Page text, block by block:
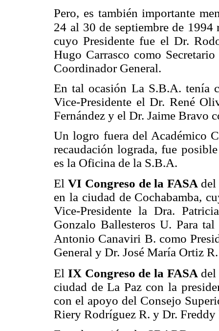
Pero, es también importante
24 al 30 de septiembre de 1994
cuyo Presidente fue el Dr.
Hugo Carrasco como
Coordinador General.
En tal ocasión La S.B.A. tenía
Vice-Presidente el Dr. René
Fernández y el Dr. Jaime Bravo
Un logro fuera del Académico
recaudación lograda, fue
es la Oficina de la S.B.A.
El VI Congreso de la FASA
en la ciudad de Cochabamba,
Vice-Presidente la Dra.
Gonzalo Ballesteros U. Para
Antonio Canaviri B. como
General y Dr. José María Ortiz
El IX Congreso de la FASA del
ciudad de La Paz con la
con el apoyo del Consejo
Riery Rodríguez R. y Dr. Freddy